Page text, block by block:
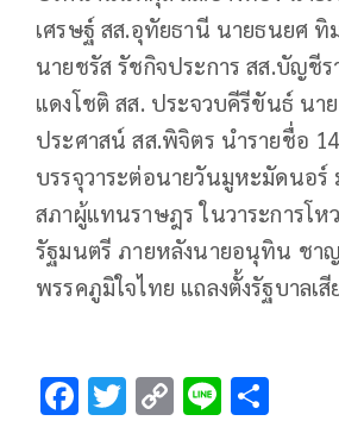
เศรษฐ์ สส.อุทัยธานี นายธนยศ ทิ
นายชรัส รัชกิจประการ สส.บัญชี
แดงโชติ สส. ประจวบคีรีขันธ์ นา
ประศาสน์ สส.พิจิตร นำรายชื่อ
บรรจุวาระต่อนายวันมูหะมัดนอร์
สภาผู้แทนราษฎร ในวาระการโห
รัฐมนตรี ภายหลังนายอนุทิน ชา
พรรคภูมิใจไทย แถลงตั้งรัฐบาลเสี
F T C Li